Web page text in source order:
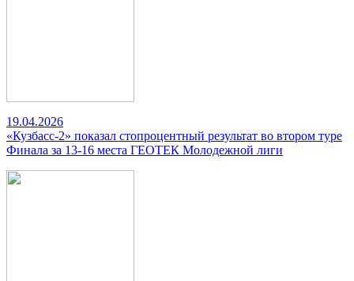
19.04.2026
«Кузбасс-2» показал стопроцентный результат во втором туре
Финала за 13-16 места ГЕОТЕК Молодежной лиги